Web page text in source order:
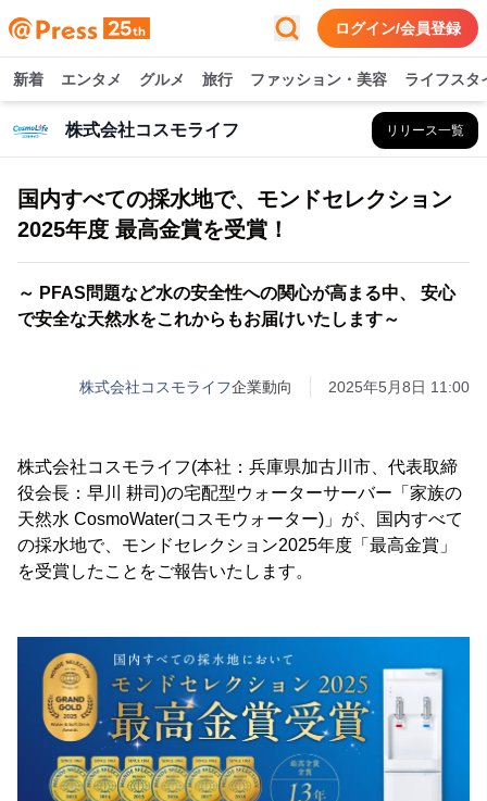
ログイン/会員登録
新着 エンタメ グルメ 旅行 ファッション・美容 ライフスタ
株式会社コスモライフ リリース一覧
国内すべての採水地で、モンドセレクション
2025年度 最高金賞を受賞！
～ PFAS問題など水の安全性への関心が高まる中、 安心
で安全な天然水をこれからもお届けいたします～
株式会社コスモライフ企業動向 2025年5月8日 11:00
株式会社コスモライフ(本社：兵庫県加古川市、代表取締
役会長：早川 耕司)の宅配型ウォーターサーバー「家族の
天然水 CosmoWater(コスモウォーター)」が、国内すべて
の採水地で、モンドセレクション2025年度「最高金賞」
を受賞したことをご報告いたします。